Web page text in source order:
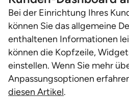
Bei der Einrichtung Ihres
können Sie das allgemeine
enthaltenen Informationen
können die Kopfzeile,
einstellen. Wenn Sie mehr
Anpassungsoptionen
diesen Artikel.